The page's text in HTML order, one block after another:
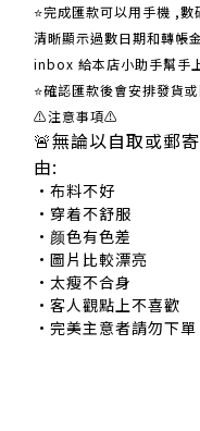
⭐完成匯款可以用手機 ,
清晰顯示過數日期和轉帳
inbox 給本店小助手幫手
⭐確認匯款後會安排發貨
⚠注意事項⚠
🚨無論以自取或郵
由:
•布料不
•穿着不舒
•颜色有色
•圖片比較
•太瘦不合身
•客人觀點上不
•完美主意者請勿下單